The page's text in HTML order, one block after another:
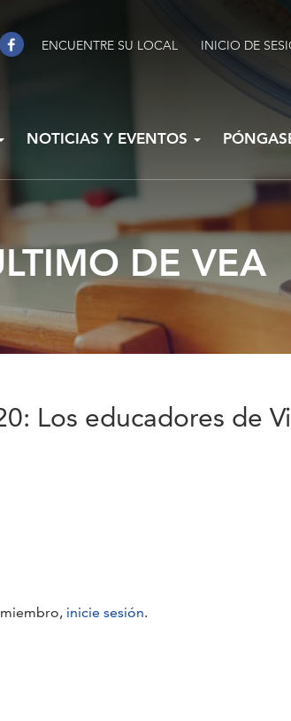
ENCUENTRE SU LOCAL INICIO DE
NOTICIAS Y EVENTOS
DE VEA
Los educadores de
inicie sesión.